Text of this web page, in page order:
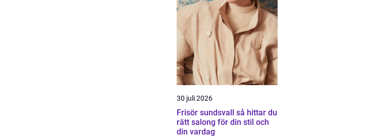
30 juli 2026
Frisör sundsvall så hittar du
rätt salong för din stil och
din vardag